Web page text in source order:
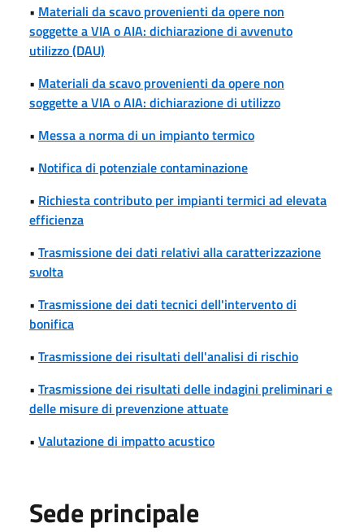
• Materiali da scavo provenienti da opere non
soggette a VIA o AIA: dichiarazione di avvenuto
utilizzo (DAU)
• Materiali da scavo provenienti da opere non
soggette a VIA o AIA: dichiarazione di utilizzo
• Messa a norma di un impianto termico
• Notifica di potenziale contaminazione
• Richiesta contributo per impianti termici ad elevata
efficienza
• Trasmissione dei dati relativi alla caratterizzazione
svolta
• Trasmissione dei dati tecnici dell'intervento di
bonifica
• Trasmissione dei risultati dell'analisi di rischio
• Trasmissione dei risultati delle indagini preliminari e
delle misure di prevenzione attuate
• Valutazione di impatto acustico
Sede principale